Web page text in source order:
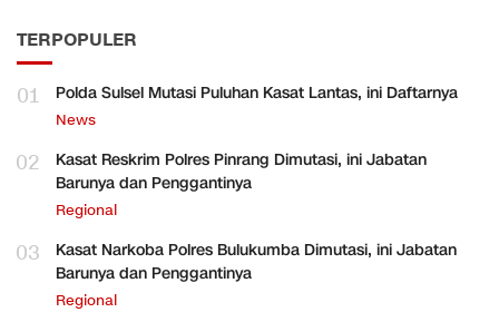
TERPOPULER
01 Polda Sulsel Mutasi Puluhan Kasat Lantas, ini Daftarnya
News
02
Kasat Reskrim Polres Pinrang Dimutasi, ini Jabatan
Barunya dan Penggantinya
Regional
03
Kasat Narkoba Polres Bulukumba Dimutasi, ini Jabatan
Barunya dan Penggantinya
Regional